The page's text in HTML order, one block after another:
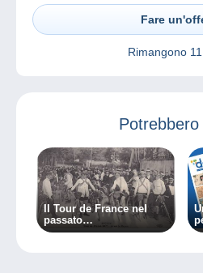
Fare
Rimangono
Potrebbero
Il Tour de France nel
passato…